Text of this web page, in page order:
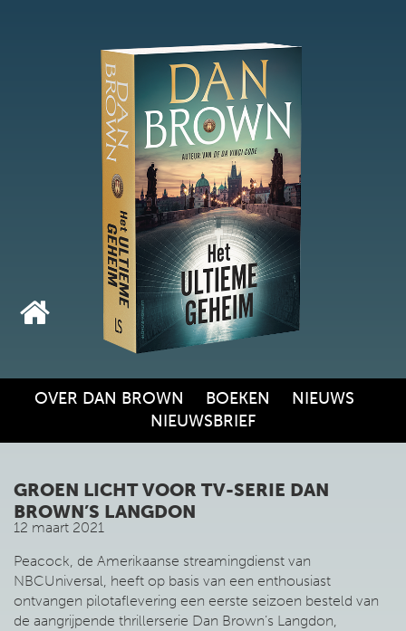
OVER DAN BROWN BOEKEN
NIEUWS
NIEUWSBRIEF
GROEN LICHT VOOR TV-SERIE DAN
BROWN’S LANGDON
12 maart 2021
Peacock, de Amerikaanse streamingdienst van
NBCUniversal, heeft op basis van een enthousiast
ontvangen pilotaflevering een eerste seizoen besteld van
de aangrijpende thrillerserie Dan Brown’s Langdon,